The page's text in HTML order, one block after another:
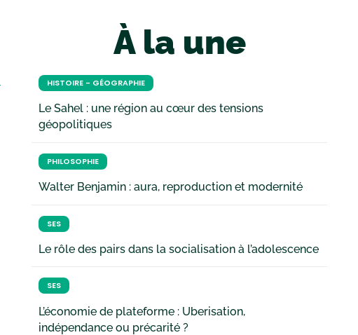
À la une
HISTOIRE - GÉOGRAPHIE
Le Sahel : une région au cœur des tensions
géopolitiques
PHILOSOPHIE
Walter Benjamin : aura, reproduction et modernité
SES
Le rôle des pairs dans la socialisation à l’adolescence
SES
L’économie de plateforme : Uberisation,
indépendance ou précarité ?